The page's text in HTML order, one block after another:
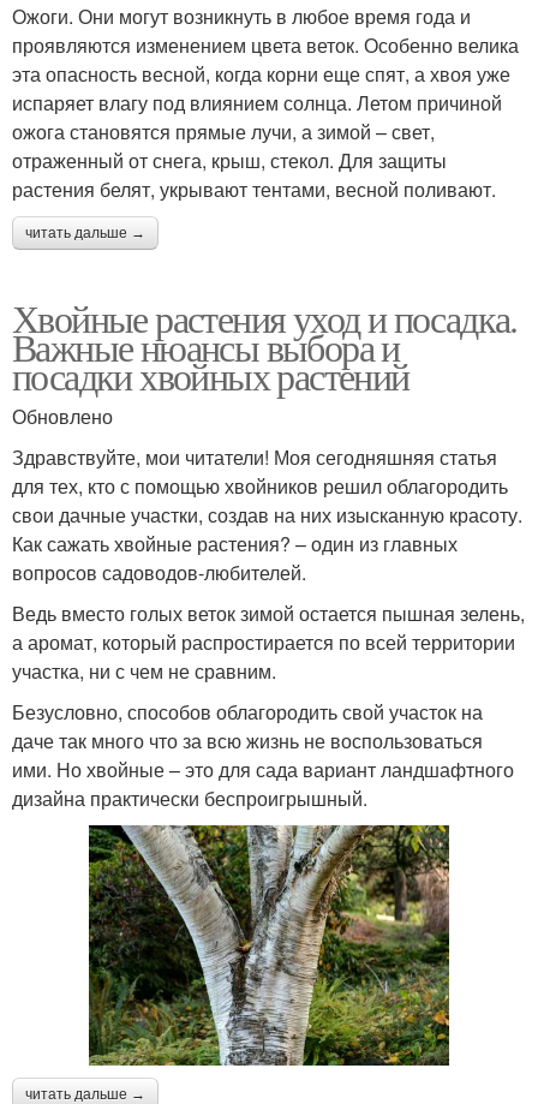
Ожоги. Они могут возникнуть в любое время года и
проявляются изменением цвета веток. Особенно велика
эта опасность весной, когда корни еще спят, а хвоя уже
испаряет влагу под влиянием солнца. Летом причиной
ожога становятся прямые лучи, а зимой – свет,
отраженный от снега, крыш, стекол. Для защиты
растения белят, укрывают тентами, весной поливают.
читать дальше →
Хвойные растения уход и посадка.
Важные нюансы выбора и
посадки хвойных растений
Обновлено
Здравствуйте, мои читатели! Моя сегодняшняя статья
для тех, кто с помощью хвойников решил облагородить
свои дачные участки, создав на них изысканную красоту.
Как сажать хвойные растения? – один из главных
вопросов садоводов-любителей.
Ведь вместо голых веток зимой остается пышная зелень,
а аромат, который распростирается по всей территории
участка, ни с чем не сравним.
Безусловно, способов облагородить свой участок на
даче так много что за всю жизнь не воспользоваться
ими. Но хвойные – это для сада вариант ландшафтного
дизайна практически беспроигрышный.
читать дальше →